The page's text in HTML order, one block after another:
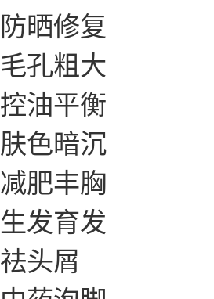
防晒修复
毛孔粗大
控油平衡
肤色暗沉
减肥丰胸
生发育发
祛头屑